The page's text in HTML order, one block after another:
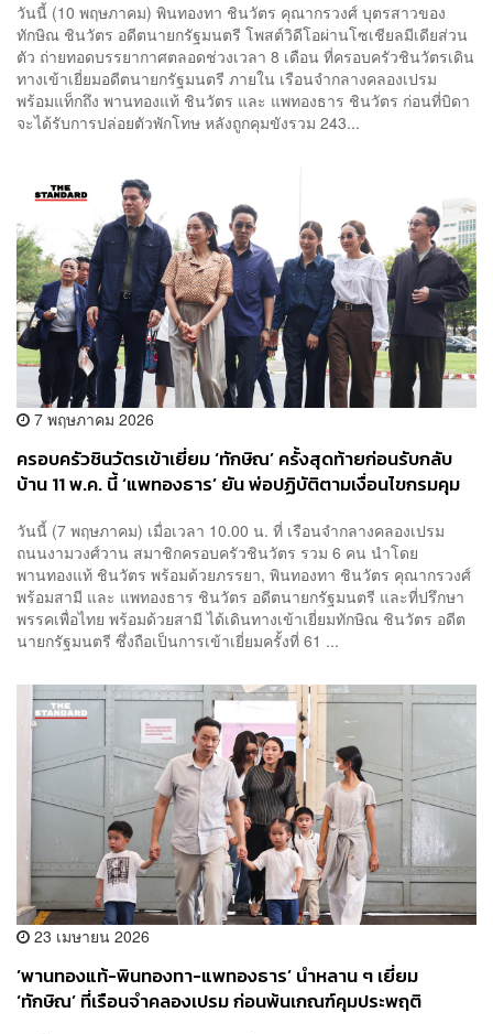
วันนี้ (10 พฤษภาคม) พินทองทา ชินวัตร คุณากรวงศ์ บุตรสาวของ
ทักษิณ ชินวัตร อดีตนายกรัฐมนตรี โพสต์วิดีโอผ่านโซเชียลมีเดียส่วน
ตัว ถ่ายทอดบรรยากาศตลอดช่วงเวลา 8 เดือน ที่ครอบครัวชินวัตรเดิน
ทางเข้าเยี่ยมอดีตนายกรัฐมนตรี ภายใน เรือนจำกลางคลองเปรม
พร้อมแท็กถึง พานทองแท้ ชินวัตร และ แพทองธาร ชินวัตร ก่อนที่บิดา
จะได้รับการปล่อยตัวพักโทษ หลังถูกคุมขังรวม 243...
7 พฤษภาคม 2026
ครอบครัวชินวัตรเข้าเยี่ยม ‘ทักษิณ’ ครั้งสุดท้ายก่อนรับกลับ
บ้าน 11 พ.ค. นี้ ‘แพทองธาร’ ยัน พ่อปฏิบัติตามเงื่อนไขกรมคุม
วันนี้ (7 พฤษภาคม) เมื่อเวลา 10.00 น. ที่ เรือนจำกลางคลองเปรม
ถนนงามวงศ์วาน สมาชิกครอบครัวชินวัตร รวม 6 คน นำโดย
พานทองแท้ ชินวัตร พร้อมด้วยภรรยา, พินทองทา ชินวัตร คุณากรวงศ์
พร้อมสามี และ แพทองธาร ชินวัตร อดีตนายกรัฐมนตรี และที่ปรึกษา
พรรคเพื่อไทย พร้อมด้วยสามี ได้เดินทางเข้าเยี่ยมทักษิณ ชินวัตร อดีต
นายกรัฐมนตรี ซึ่งถือเป็นการเข้าเยี่ยมครั้งที่ 61 ...
23 เมษายน 2026
​’พานทองแท้-พินทองทา-แพทองธาร’ นำหลาน ๆ เยี่ยม
‘ทักษิณ’ ที่เรือนจำคลองเปรม ก่อนพ้นเกณฑ์คุมประพฤติ